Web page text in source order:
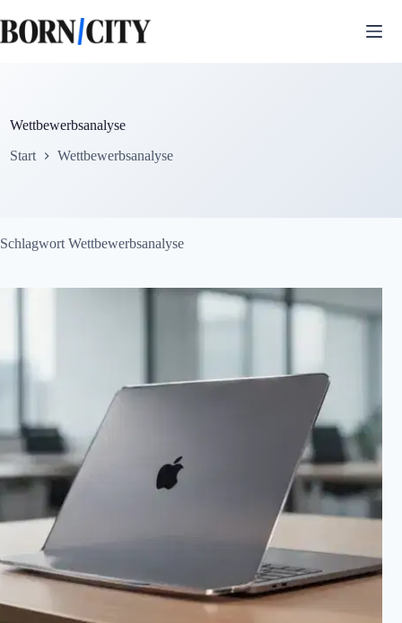
Inhalt
springen
Wettbewerbsanalyse
Start Wettbewerbsanalyse
Schlagwort Wettbewerbsanalyse